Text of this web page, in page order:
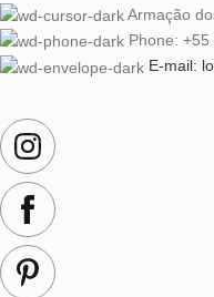
Armação
Phone:
E-mail: